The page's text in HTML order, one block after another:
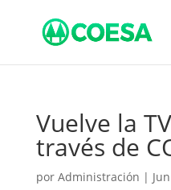
Vuelve la
través de
por Administración |